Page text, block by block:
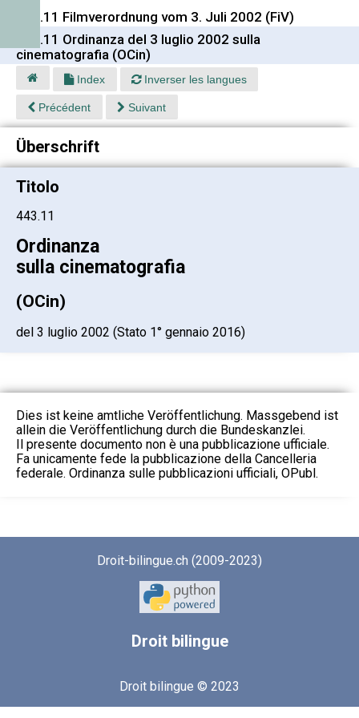
443.11 Filmverordnung vom 3. Juli 2002 (FiV)
443.11 Ordinanza del 3 luglio 2002 sulla
cinematografia (OCin)
Index Inverser les langues
Précédent Suivant
Überschrift
Titolo
443.11
Ordinanza
sulla cinematografia
(OCin)
del 3 luglio 2002 (Stato 1° gennaio 2016)
Dies ist keine amtliche Veröffentlichung. Massgebend ist
allein die Veröffentlichung durch die Bundeskanzlei.
Il presente documento non è una pubblicazione ufficiale.
Fa unicamente fede la pubblicazione della Cancelleria
federale. Ordinanza sulle pubblicazioni ufficiali, OPubl.
Droit-bilingue.ch (2009-2023)
Droitbilingue
Droit bilingue © 2023